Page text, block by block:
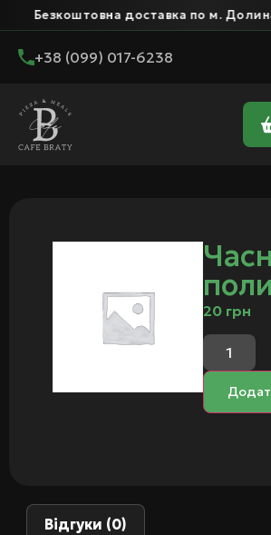
Безкоштовна доставка по м.
+38 (099) 017-6238
Головна / Часникова поливка
20 грн
Відгуки (0)